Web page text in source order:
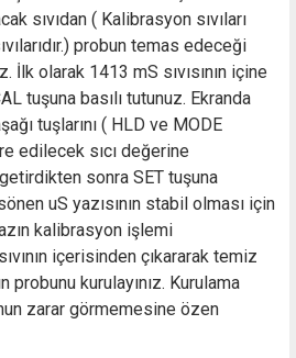
sıvıdan ( Kalibrasyon sıvıları
probun temas edeceği
İlk olarak 1413 mS sıvısının içine
tuşuna basılı tutunuz. Ekranda
tuşlarını ( HLD ve MODE
edilecek sıcı değerine
sonra SET tuşuna
uS yazısının stabil olması için
kalibrasyon işlemi
içerisinden çıkararak temiz
probunu kurulayınız. Kurulama
zarar görmemesine özen